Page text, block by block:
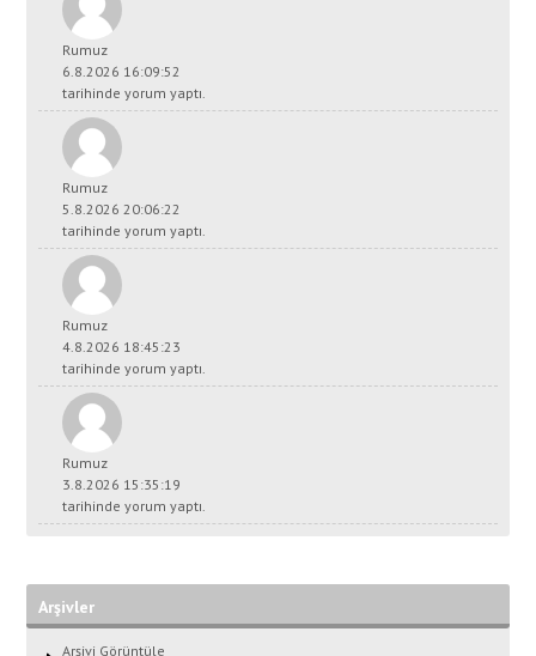
Rumuz
6.8.2026 16:09:52
tarihinde yorum yaptı.
Rumuz
5.8.2026 20:06:22
tarihinde yorum yaptı.
Rumuz
4.8.2026 18:45:23
tarihinde yorum yaptı.
Rumuz
3.8.2026 15:35:19
tarihinde yorum yaptı.
Arşivler
Arşivi Görüntüle